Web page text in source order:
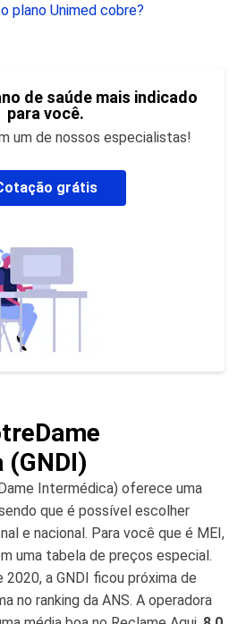
plano Unimed cobre?
de saúde mais indicado
para você.
um de nossos especialistas!
grátis
Intermédica) oferece uma
que é possível escolher
e nacional. Para você que é MEI,
uma tabela de preços especial.
2020, a GNDI ficou próxima de
no ranking da ANS. A operadora